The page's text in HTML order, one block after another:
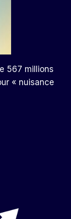
567 millions
« nuisance